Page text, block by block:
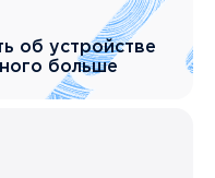
об устройстве
больше